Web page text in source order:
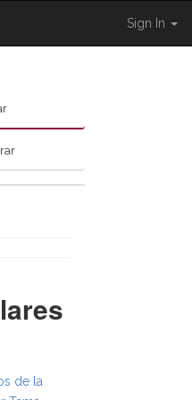
Sign In
}}
de la